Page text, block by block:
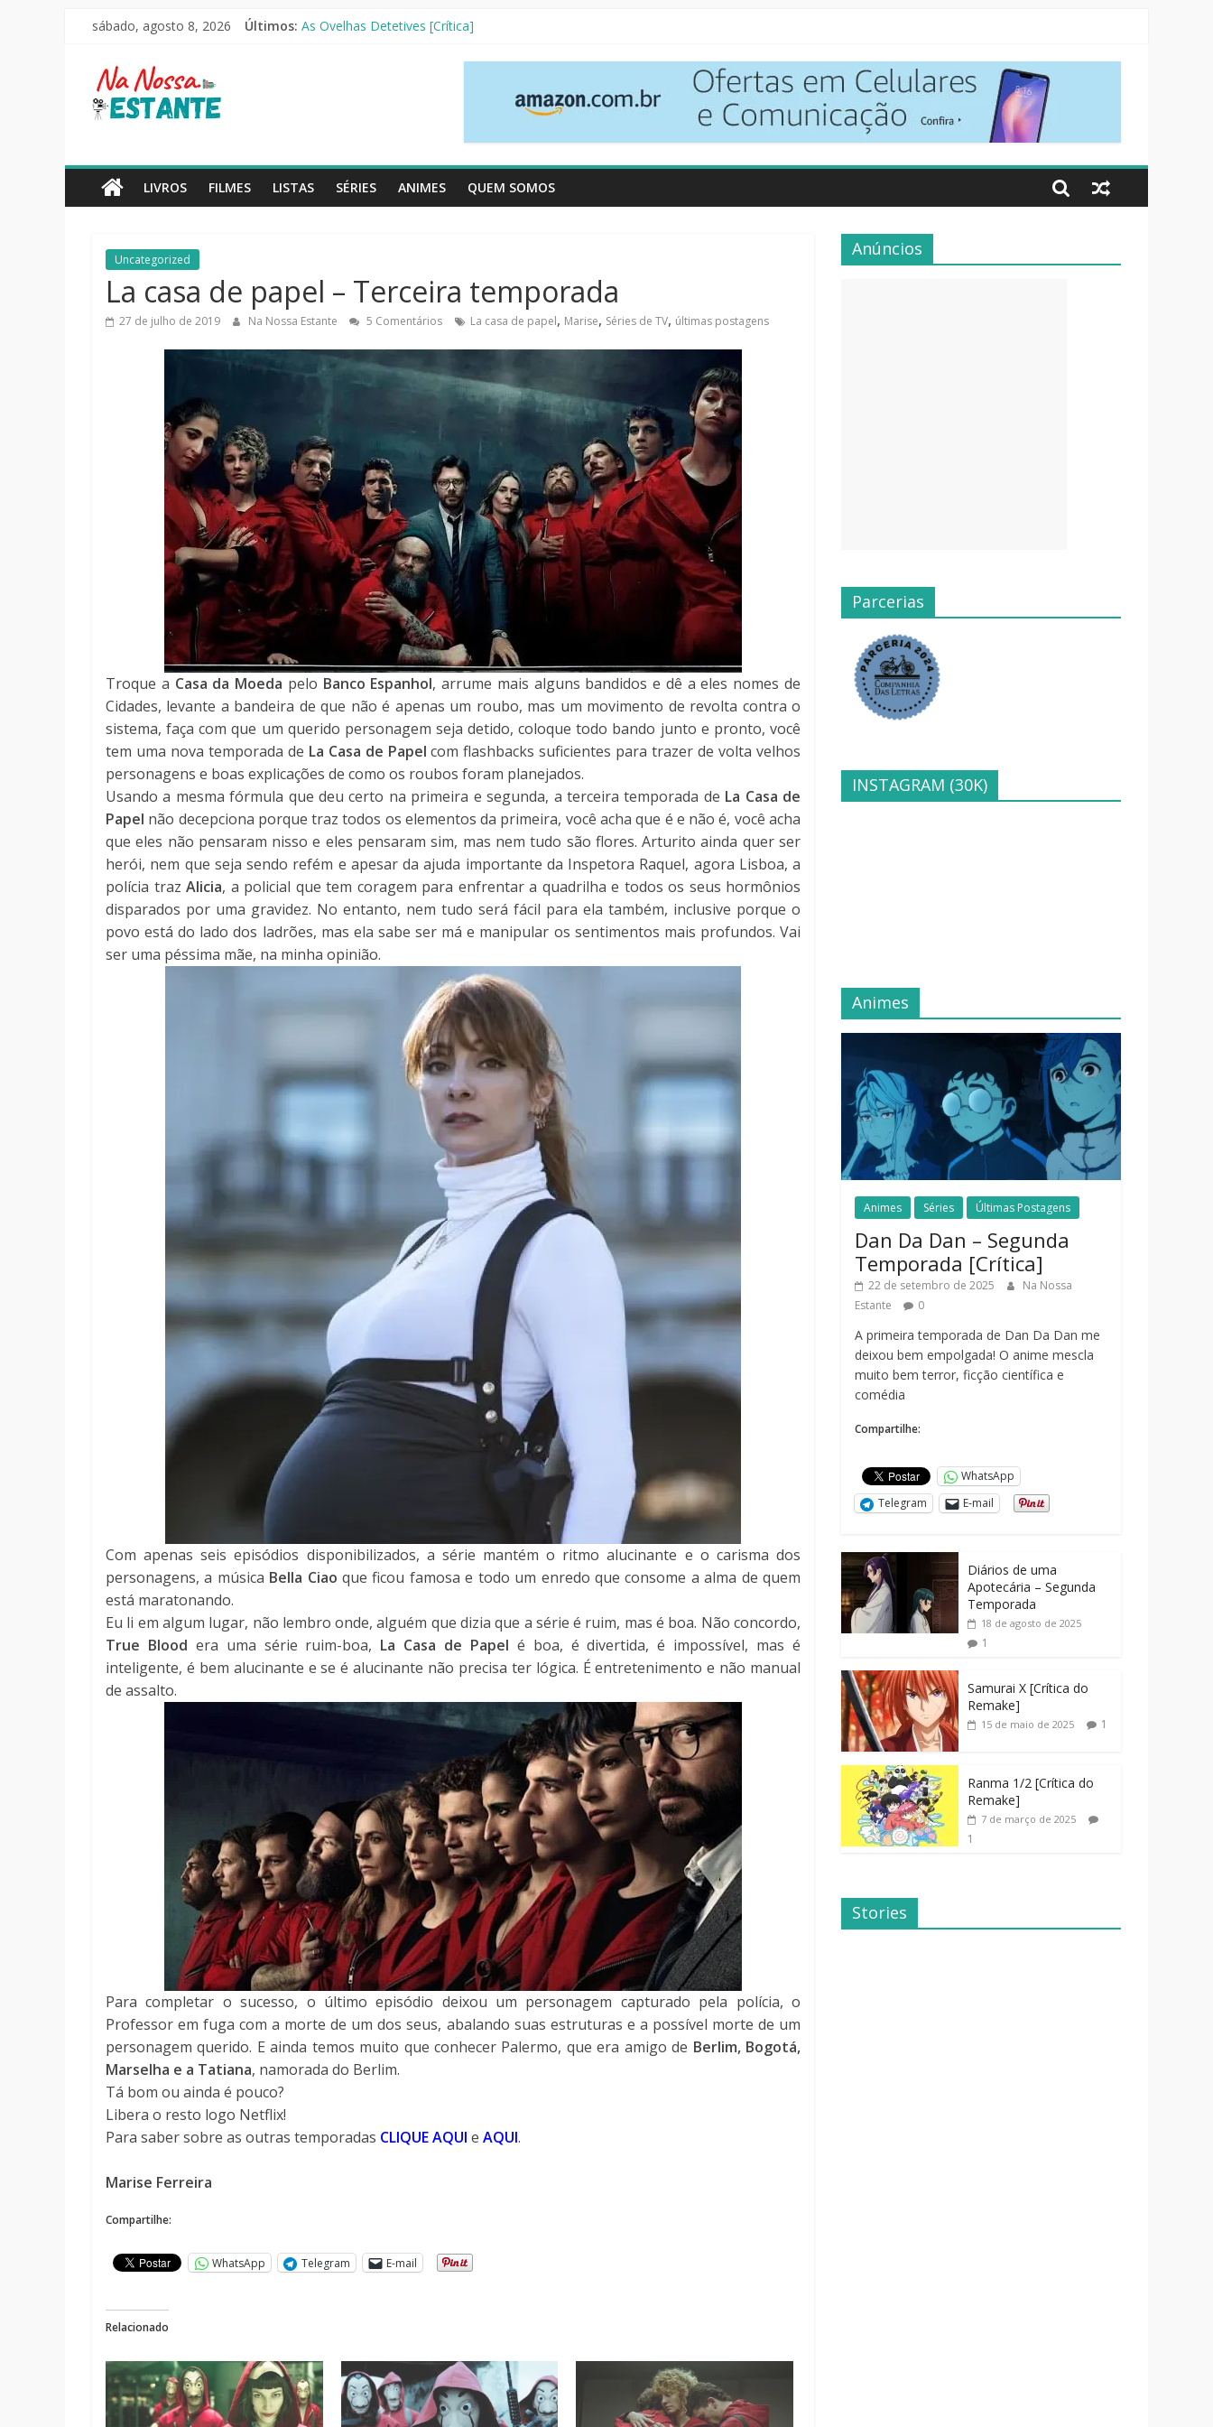
Pular
conteúdo
sábado, agosto 8, 2026 Últimos: O Pistoleiro [Resenha Literária]
Mestres do Universo [Crtítica]
Na
Nossa
Estante
livros,
filmes,
séries
LIVROS FILMES LISTAS SÉRIES ANIMES QUEM SOMOS
Uncategorized
La casa de papel – Terceira temporada
27 de julho de 2019 Na Nossa Estante 5 Comentários La casa de papel, Marise, Séries de TV, últimas postagens
Troque a Casa da Moeda pelo Banco Espanhol, arrume mais alguns bandidos e dê a eles nomes de
Cidades, levante a bandeira de que não é apenas um roubo, mas um movimento de revolta contra o
sistema, faça com que um querido personagem seja detido, coloque todo bando junto e pronto, você
tem uma nova temporada de La Casa de Papel com flashbacks suficientes para trazer de volta velhos
personagens e boas explicações de como os roubos foram planejados.
Usando a mesma fórmula que deu certo na primeira e segunda, a terceira temporada de La Casa de
Papel não decepciona porque traz todos os elementos da primeira, você acha que é e não é, você acha
que eles não pensaram nisso e eles pensaram sim, mas nem tudo são flores. Arturito ainda quer ser
herói, nem que seja sendo refém e apesar da ajuda importante da Inspetora Raquel, agora Lisboa, a
polícia traz Alicia, a policial que tem coragem para enfrentar a quadrilha e todos os seus hormônios
disparados por uma gravidez. No entanto, nem tudo será fácil para ela também, inclusive porque o
povo está do lado dos ladrões, mas ela sabe ser má e manipular os sentimentos mais profundos. Vai
ser uma péssima mãe, na minha opinião.
Com apenas seis episódios disponibilizados, a série mantém o ritmo alucinante e o carisma dos
personagens, a música Bella Ciao que ficou famosa e todo um enredo que consome a alma de quem
está maratonando.
Eu li em algum lugar, não lembro onde, alguém que dizia que a série é ruim, mas é boa. Não concordo,
True Blood era uma série ruim-boa, La Casa de Papel é boa, é divertida, é impossível, mas é
inteligente, é bem alucinante e se é alucinante não precisa ter lógica. É entretenimento e não manual
de assalto.
Para completar o sucesso, o último episódio deixou um personagem capturado pela polícia, o
Professor em fuga com a morte de um dos seus, abalando suas estruturas e a possível morte de um
personagem querido. E ainda temos muito que conhecer Palermo, que era amigo de Berlim, Bogotá,
Marselha e a Tatiana, namorada do Berlim.
Tá bom ou ainda é pouco?
Libera o resto logo Netflix!
Para saber sobre as outras temporadas CLIQUE AQUI e AQUI.
Marise Ferreira
Compartilhe:
WhatsApp Telegram E-mail
Relacionado
Anúncios
Parcerias
INSTAGRAM (30K)
Animes
Animes Séries Últimas Postagens
Dan Da Dan – Segunda
Temporada [Crítica]
22 de setembro de 2025
Na Nossa
Estante
0
A primeira temporada de Dan Da Dan me
deixou bem empolgada! O anime mescla
muito bem terror, ficção científica e
comédia
Compartilhe:
WhatsApp
Telegram
E-mail
Diários de uma
Apotecária – Segunda
Temporada
18 de agosto de 2025
1
Samurai X [Crítica do
Remake]
15 de maio de 2025 1
Ranma 1/2 [Crítica do
Remake]
7 de março de 2025
1
Stories
Dicas de
Filmes Para o
Família